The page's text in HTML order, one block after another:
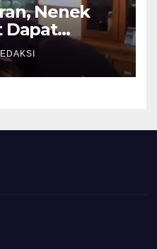
Nenek
Dapat
Propam